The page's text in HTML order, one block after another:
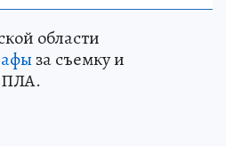
области
за съемку и